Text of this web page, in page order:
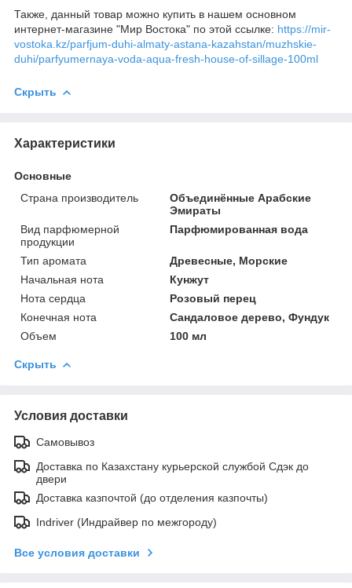
Также, данный товар можно купить в нашем основном
интернет-магазине "Мир Востока" по этой ссылке: https://mir-
vostoka.kz/parfjum-duhi-almaty-astana-kazahstan/muzhskie-
duhi/parfyumernaya-voda-aqua-fresh-house-of-sillage-100ml
Скрыть
Характеристики
Основные
Страна производитель
Объединённые Арабские
Эмираты
Вид парфюмерной
продукции
Парфюмированная вода
Тип аромата
Древесные, Морские
Начальная нота
Кунжут
Нота сердца
Розовый перец
Конечная нота
Сандаловое дерево, Фундук
Объем
100 мл
Скрыть
Условия доставки
Самовывоз
Доставка по Казахстану курьерской службой Сдэк до
двери
Доставка казпочтой (до отделения казпочты)
Indriver (Индрайвер по межгороду)
Все условия доставки